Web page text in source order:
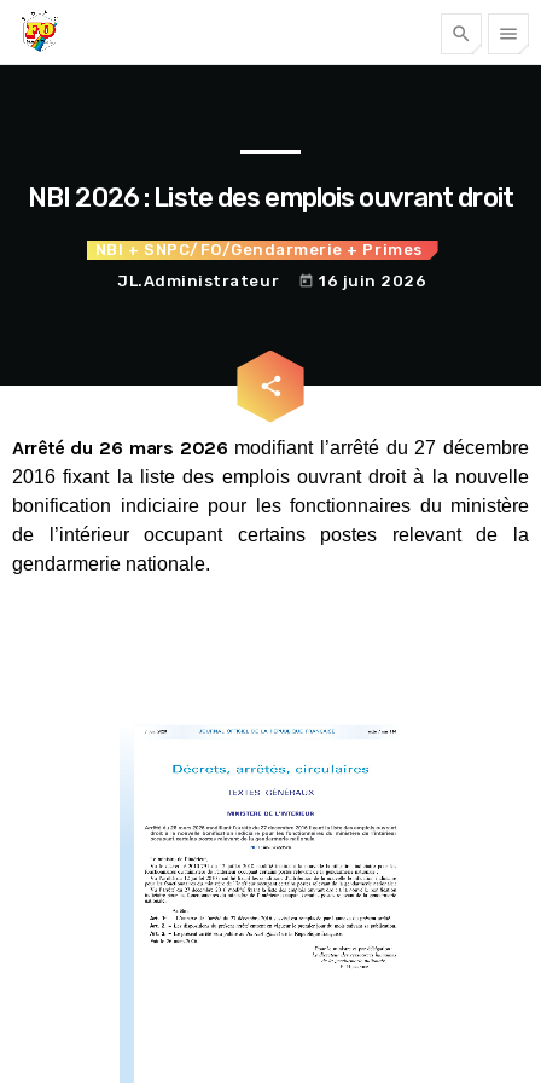
search menu
Tous nos journaux
NBI 2026 : Liste des emplois ouvrant droit
NBI + SNPC/FO/Gendarmerie + Primes
JL.Administrateur
today 16 juin 2026
share
email
Arrêté du 26 mars 2026 modifiant l’arrêté du 27 décembre
2016 fixant la liste des emplois ouvrant droit à la nouvelle
bonification indiciaire pour les fonctionnaires du ministère
de l’intérieur occupant certains postes relevant de la
gendarmerie nationale.